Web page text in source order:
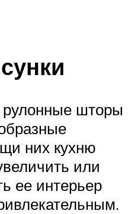
рулонные шторы
них кухню
или
ее интерьер